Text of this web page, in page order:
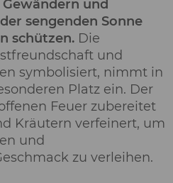
und
sengenden Sonne
schützen. Die
und
symbolisiert, nimmt in
Platz ein. Der
Feuer zubereitet
Kräutern verfeinert, um
und
zu verleihen.